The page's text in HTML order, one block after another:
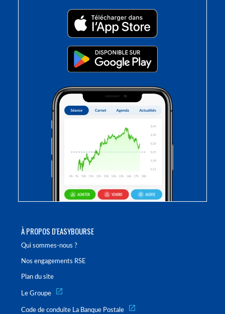
À PROPOS D'EASYBOURSE
Qui sommes-nous ?
Nos engagements RSE
Plan du site
Le Groupe
Code de conduite La Banque Postale